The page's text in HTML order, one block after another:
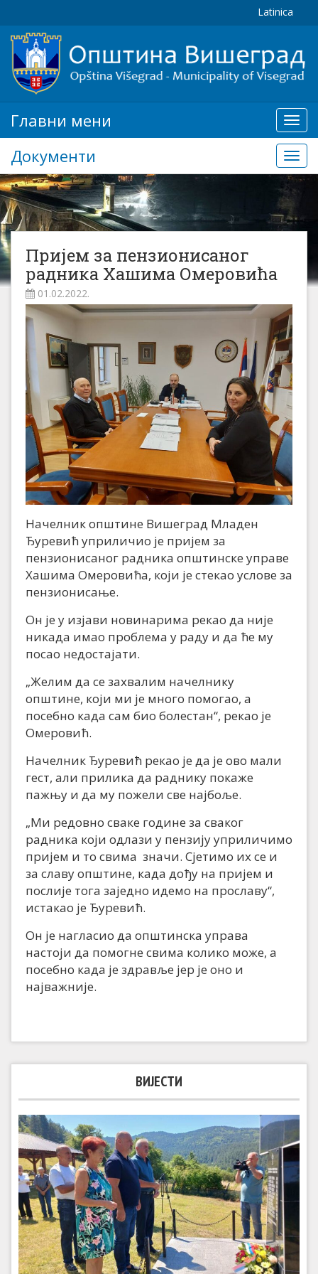
Latinica
мени
Главни мени
Документи
Пријем за пензионисаног
радника Хашима Омеровића
01.02.2022.
Начелник општине Вишеград Младен
Ђуревић уприличио је пријем за
пензионисаног радника општинске управе
Хашима Омеровића, који је стекао услове за
пензионисање.
Он је у изјави новинарима рекао да није
никада имао проблема у раду и да ће му
посао недостајати.
„Желим да се захвалим начелнику
општине, који ми је много помогао, а
посебно када сам био болестан“, рекао је
Омеровић.
Начелник Ђуревић рекао је да је ово мали
гест, али прилика да раднику покаже
пажњу и да му пожели све најбоље.
„Ми редовно сваке године за сваког
радника који одлази у пензију уприличимо
пријем и то свима значи. Сјетимо их се и
за славу општине, када дођу на пријем и
послије тога заједно идемо на прославу“,
истакао је Ђуревић.
Он је нагласио да општинска управа
настоји да помогне свима колико може, а
посебно када је здравље јер је оно и
најважније.
ВИЈЕСТИ